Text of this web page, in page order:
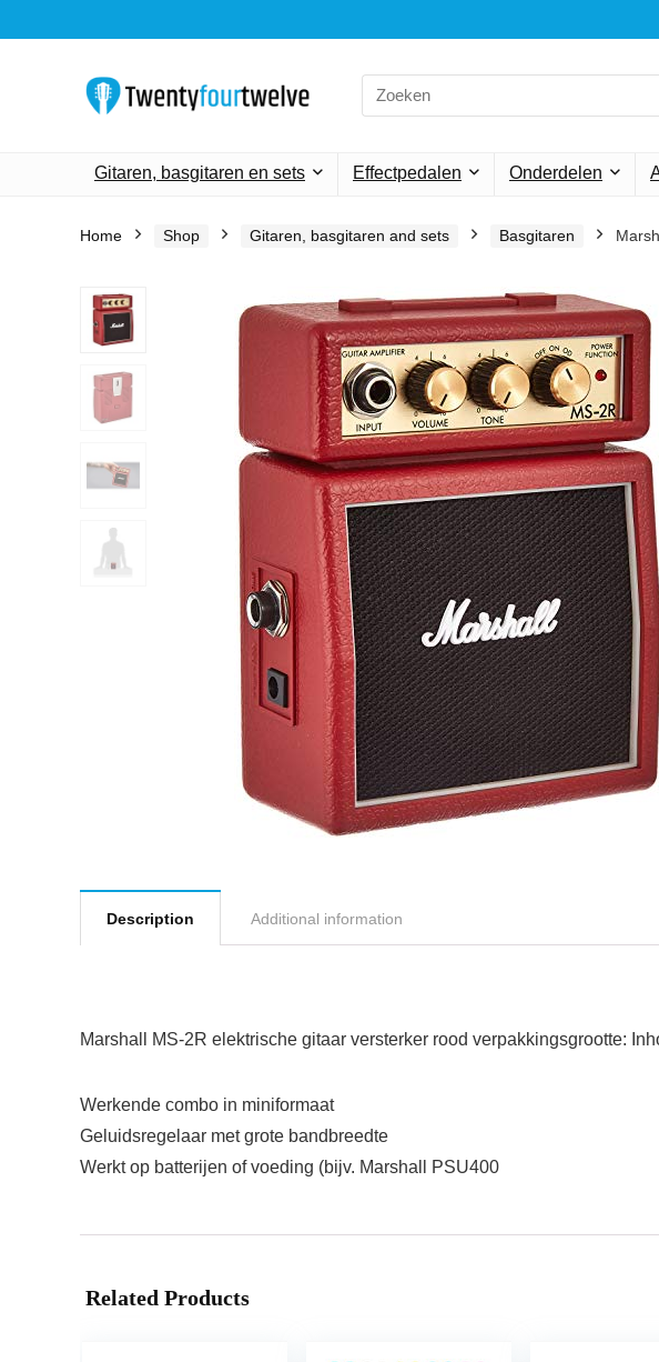
Search
for:
Gitaren, basgitaren en sets Effectpedalen Onderdelen
Home Shop Gitaren, basgitaren and sets Basgitaren
Description Additional information
Marshall MS-2R elektrische gitaar versterker rood verpakkingsgrootte:
Werkende combo in miniformaat
Geluidsregelaar met grote bandbreedte
Werkt op batterijen of voeding (bijv. Marshall PSU400
Related Products